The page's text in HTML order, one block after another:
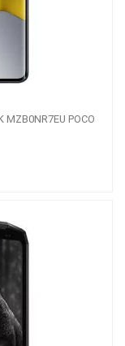
MZB0NR7EU POCO